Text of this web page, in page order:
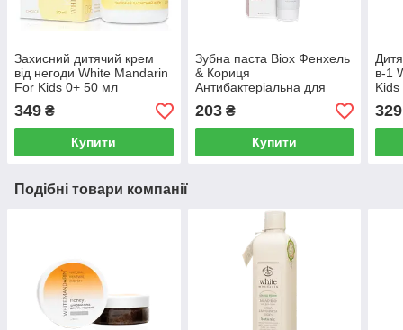
Захисний дитячий крем
від негоди White Mandarin
For Kids 0+ 50 мл
349 ₴
Купити
Зубна паста Biox Фенхель
& Кориця
Антибактеріальна для
ясен Choice 75 мл 75 мл
203₴
Купити
в-1
329
Подібні товари компанії